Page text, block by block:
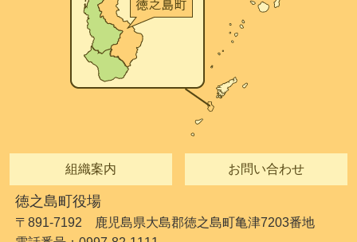
組織案内 お問い合わせ
徳之島町役場
〒891-7192 鹿児島県大島郡徳之島町亀津7203番地